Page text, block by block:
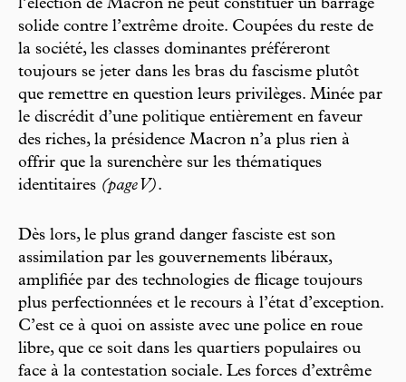
l’élection de Macron ne peut constituer un barrage
solide contre l’extrême droite. Coupées du reste de
la société, les classes dominantes préféreront
toujours se jeter dans les bras du fascisme plutôt
que remettre en question leurs privilèges. Minée par
le discrédit d’une politique entièrement en faveur
des riches, la présidence Macron n’a plus rien à
offrir que la surenchère sur les thématiques
identitaires (page V).
Dès lors, le plus grand danger fasciste est son
assimilation par les gouvernements libéraux,
amplifiée par des technologies de flicage toujours
plus perfectionnées et le recours à l’état d’exception.
C’est ce à quoi on assiste avec une police en roue
libre, que ce soit dans les quartiers populaires ou
face à la contestation sociale. Les forces d’extrême